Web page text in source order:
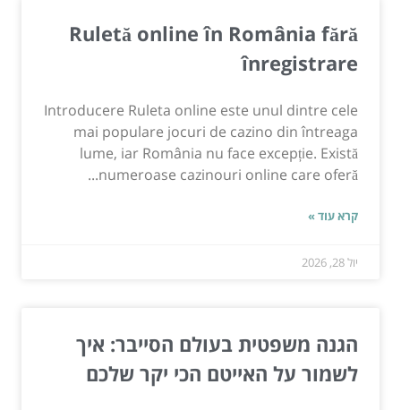
Ruletă online în România fără
înregistrare
Introducere Ruleta online este unul dintre cele
mai populare jocuri de cazino din întreaga
lume, iar România nu face excepție. Există
numeroase cazinouri online care oferă...
קרא עוד »
יול 28, 2026
הגנה משפטית בעולם הסייבר: איך
לשמור על האייטם הכי יקר שלכם